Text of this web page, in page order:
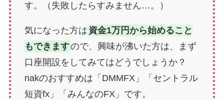
す。（失敗したらすみません…。）
気になった方は資金1万円から始めること
もできますので、興味が沸いた方は、まず
口座開設をしてみてはどうでしょうか？
nakのおすすめは「DMMFX」「セントラル
短資fx」「みんなのFX」です。